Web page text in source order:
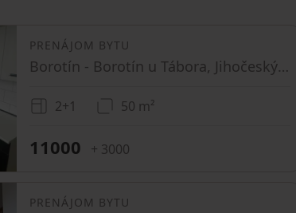
PRENÁJOM BYTU
Borotín - Borotín u Tábora, Jihočeský kraj
2+1 50 m²
11000 + 3000
PRENÁJOM BYTU